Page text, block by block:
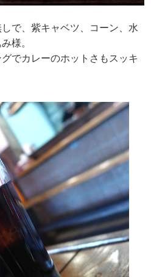
で、紫キャベツ、コーン、水
様。
でカレーのホットさもスッキ